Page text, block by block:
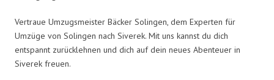
Vertraue Umzugsmeister Bäcker Solingen, dem Experten für
Umzüge von Solingen nach Siverek. Mit uns kannst du dich
entspannt zurücklehnen und dich auf dein neues Abenteuer in
Siverek freuen.